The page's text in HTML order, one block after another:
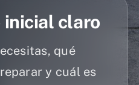
claro
qué
y cuál es